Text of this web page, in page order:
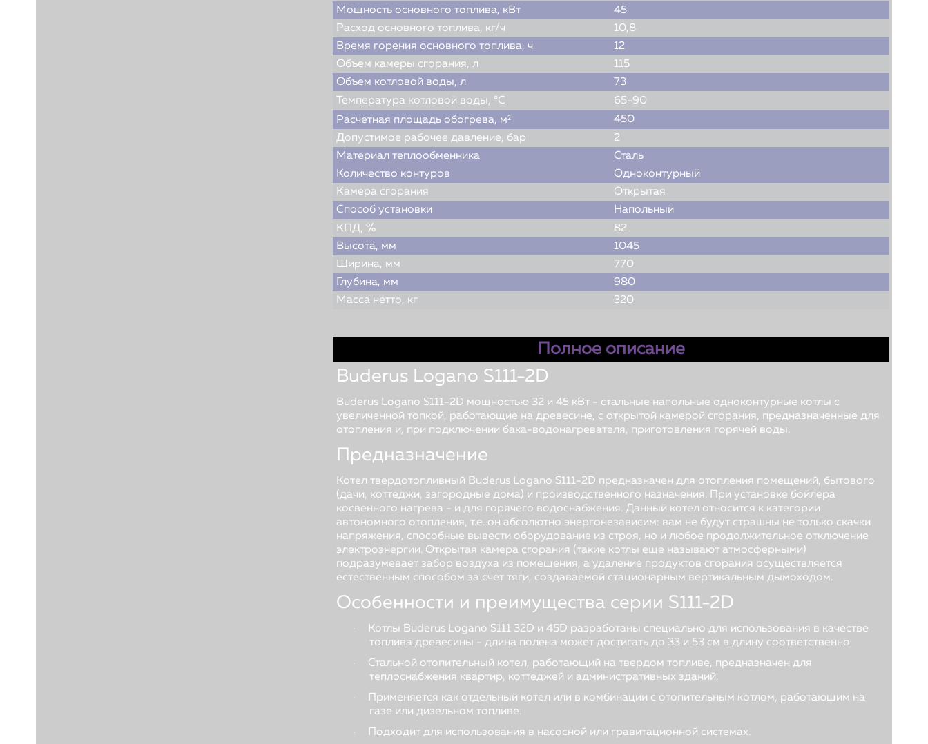
Мощность основного топлива, кВт
45
Расход основного топлива, кг/ч
10,8
Время горения основного топлива, ч
12
Объем камеры сгорания, л
115
Объем котловой воды, л
73
Температура котловой воды, °С
65-90
Расчетная площадь обогрева, м²
450
Допустимое рабочее давление, бар
2
Материал теплообменника
Сталь
Количество контуров
Одноконтурный
Камера сгорания
Открытая
Способ установки
Напольный
КПД, %
82
Высота, мм
1045
Ширина, мм
770
Глубина, мм
980
Масса нетто, кг
320
Полное описание
Buderus Logano S111-2D
Buderus Logano S111-2 D мощностью 32 и 45 кВт - стальные напольные одноконтурные котлы с
увеличенной топкой, работающие на древесине, с открытой камерой сгорания, предназначенные для
отопления и, при подключении бака-водонагревателя, приготовления горячей воды.
Предназначение
Котел твердотопливный Buderus Logano S111-2 D предназначен для отопления помещений, бытового
(дачи, коттеджи, загородные дома) и производственного назначения. При установке бойлера
косвенного нагрева - и для горячего водоснабжения. Данный котел относится к категории
автономного отопления, т.е. он абсолютно энергонезависим: вам не будут страшны не только скачки
напряжения, способные вывести оборудование из строя, но и любое продолжительное отключение
электроэнергии. Открытая камера сгорания (такие котлы еще называют атмосферными)
подразумевает забор воздуха из помещения, а удаление продуктов сгорания осуществляется
естественным способом за счет тяги, создаваемой стационарным вертикальным дымоходом.
Особенности и преимущества серии S111-2 D
·
Котлы Buderus Logano S111 32D и 45D разработаны специально для использования в качестве
топлива древесины - длина полена может достигать до 33 и 53 см в длину соответственно
·
Стальной отопительный котел, работающий на твердом топливе, предназначен для
теплоснабжения квартир, коттеджей и административных зданий.
·
Применяется как отдельный котел или в комбинации с отопительным котлом, работающим на
газе или дизельном топливе.
·
Подходит для использования в насосной или гравитационной системах.